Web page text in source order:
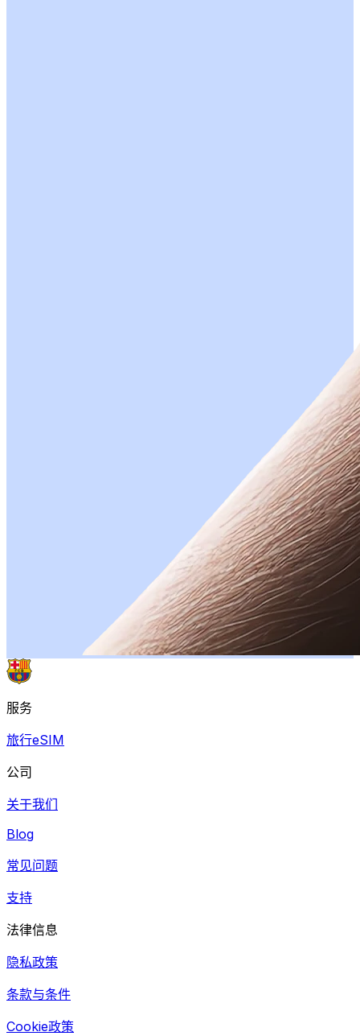
服务
旅行eSIM
公司
关于我们
Blog
常见问题
支持
法律信息
隐私政策
条款与条件
Cookie政策